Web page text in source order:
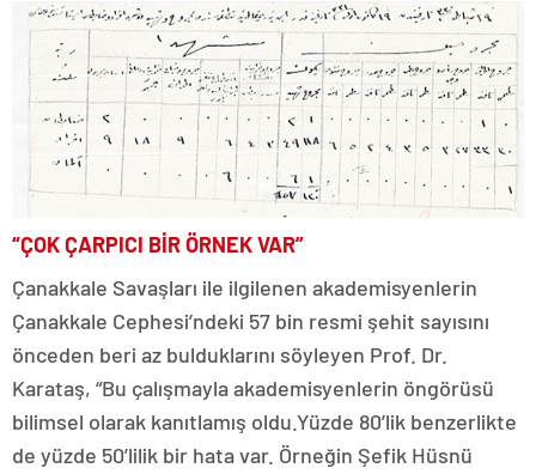
“ÇOK ÇARPICI BİR ÖRNEK VAR”
Çanakkale Savaşları ile ilgilenen akademisyenlerin
Çanakkale Cephesi’ndeki 57 bin resmi şehit sayısını
önceden beri az bulduklarını söyleyen Prof. Dr.
Karataş, “Bu çalışmayla akademisyenlerin öngörüsü
bilimsel olarak kanıtlamış oldu.Yüzde 80’lik benzerlikte
de yüzde 50’lilik bir hata var. Örneğin Şefik Hüsnü